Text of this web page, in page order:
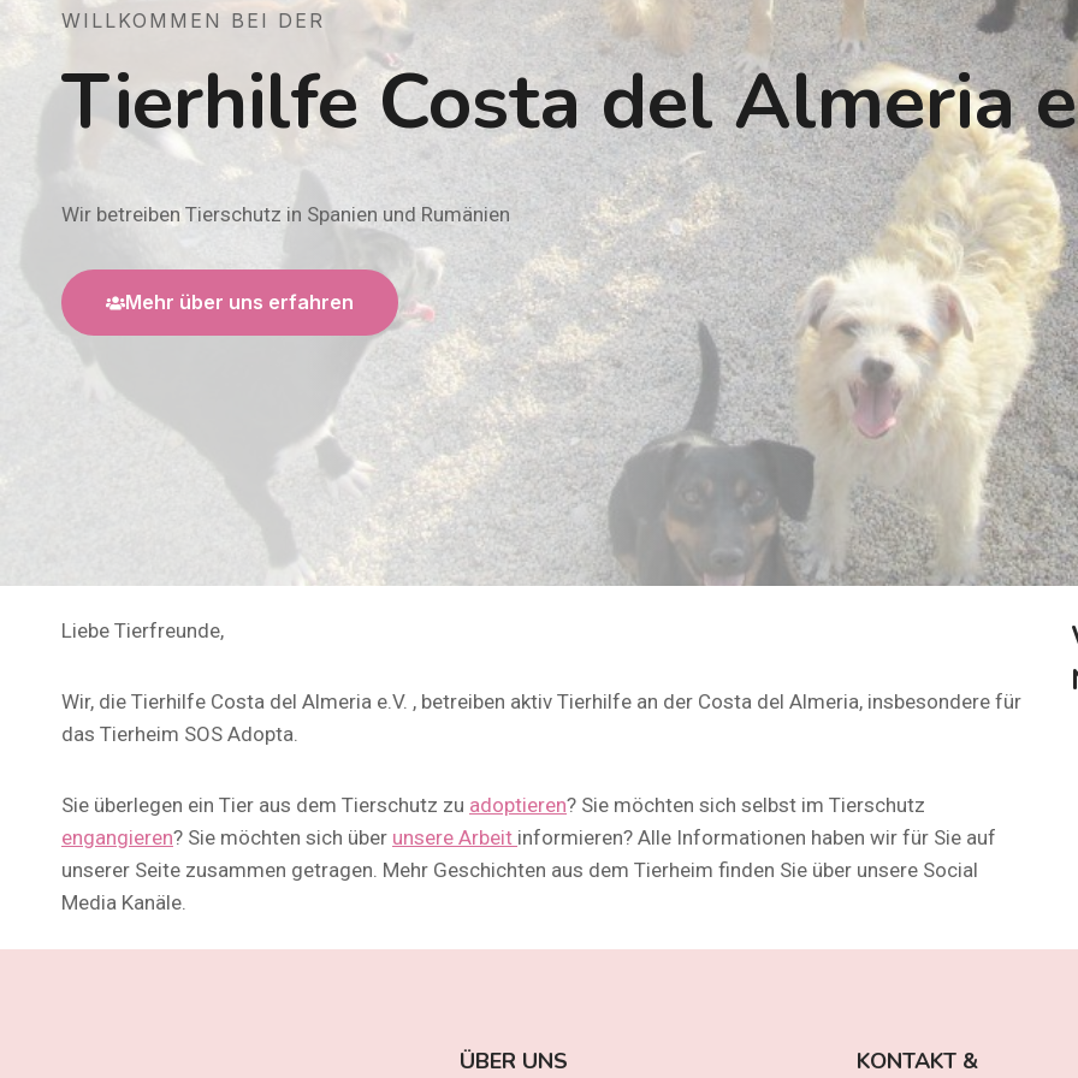
WILLKOMMEN BEI DER
Tierhilfe Costa del Almeria
Wir betreiben Tierschutz in Spanien und Rumänien
Mehr über uns erfahren
Liebe Tierfreunde,
Wir, die Tierhilfe Costa del Almeria e.V. , betreiben aktiv Tierhilfe an der Costa del Almeria, insbesondere für
das Tierheim SOS Adopta.
Sie überlegen ein Tier aus dem Tierschutz zu adoptieren? Sie möchten sich selbst im Tierschutz
engangieren? Sie möchten sich über unsere Arbeit informieren? Alle Informationen haben wir für Sie auf
unserer Seite zusammen getragen. Mehr Geschichten aus dem Tierheim finden Sie über unsere Social
Media Kanäle.
ÜBER UNS KONTAKT &